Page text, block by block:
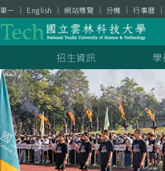
單一 English 網站導覽 分機 行事曆
招生資訊